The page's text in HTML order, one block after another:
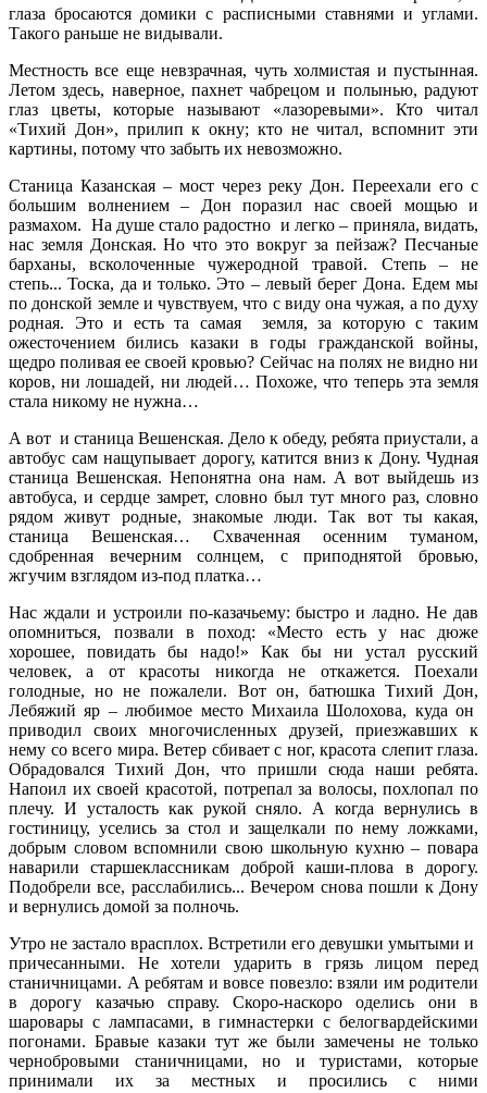
глаза бросаются домики с расписными ставнями и углами.
Такого раньше не видывали.
Местность все еще невзрачная, чуть холмистая и пустынная.
Летом здесь, наверное, пахнет чабрецом и полынью, радуют
глаз цветы, которые называют «лазоревыми». Кто читал
«Тихий Дон», прилип к окну; кто не читал, вспомнит эти
картины, потому что забыть их невозможно.
Станица Казанская – мост через реку Дон. Переехали его с
большим волнением – Дон поразил нас своей мощью и
размахом. На душе стало радостно и легко – приняла, видать,
нас земля Донская. Но что это вокруг за пейзаж? Песчаные
барханы, всколоченные чужеродной травой. Степь – не
степь... Тоска, да и только. Это – левый берег Дона. Едем мы
по донской земле и чувствуем, что с виду она чужая, а по духу
родная. Это и есть та самая земля, за которую с таким
ожесточением бились казаки в годы гражданской войны,
щедро поливая ее своей кровью? Сейчас на полях не видно ни
коров, ни лошадей, ни людей… Похоже, что теперь эта земля
стала никому не нужна…
А вот и станица Вешенская. Дело к обеду, ребята приустали, а
автобус сам нащупывает дорогу, катится вниз к Дону. Чудная
станица Вешенская. Непонятна она нам. А вот выйдешь из
автобуса, и сердце замрет, словно был тут много раз, словно
рядом живут родные, знакомые люди. Так вот ты какая,
станица Вешенская… Схваченная осенним туманом,
сдобренная вечерним солнцем, с приподнятой бровью,
жгучим взглядом из-под платка…
Нас ждали и устроили по-казачьему: быстро и ладно. Не дав
опомниться, позвали в поход: «Место есть у нас дюже
хорошее, повидать бы надо!» Как бы ни устал русский
человек, а от красоты никогда не откажется. Поехали
голодные, но не пожалели. Вот он, батюшка Тихий Дон,
Лебяжий яр – любимое место Михаила Шолохова, куда он
приводил своих многочисленных друзей, приезжавших к
нему со всего мира. Ветер сбивает с ног, красота слепит глаза.
Обрадовался Тихий Дон, что пришли сюда наши ребята.
Напоил их своей красотой, потрепал за волосы, похлопал по
плечу. И усталость как рукой сняло. А когда вернулись в
гостиницу, уселись за стол и защелкали по нему ложками,
добрым словом вспомнили свою школьную кухню – повара
наварили старшеклассникам доброй каши-плова в дорогу.
Подобрели все, расслабились... Вечером снова пошли к Дону
и вернулись домой за полночь.
Утро не застало врасплох. Встретили его девушки умытыми и
причесанными. Не хотели ударить в грязь лицом перед
станичницами. А ребятам и вовсе повезло: взяли им родители
в дорогу казачью справу. Скоро-наскоро оделись они в
шаровары с лампасами, в гимнастерки с белогвардейскими
погонами. Бравые казаки тут же были замечены не только
чернобровыми станичницами, но и туристами, которые
принимали их за местных и просились с ними